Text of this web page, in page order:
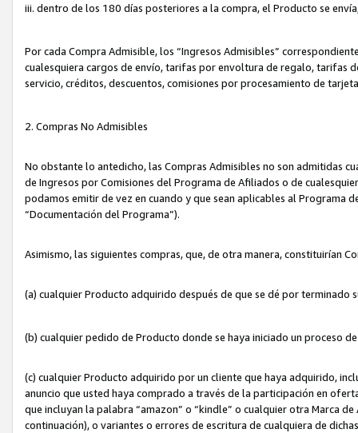
iii. dentro de los 180 días posteriores a la compra, el Producto se
Por cada Compra Admisible, los “Ingresos Admisibles”
cualesquiera cargos de envío, tarifas por envoltura de regalo, tarifas
servicio, créditos, descuentos, comisiones por procesamiento de
2. Compras No Admisibles
No obstante lo antedicho, las Compras Admisibles no son admitidas
de Ingresos por Comisiones del Programa de Afiliados o de
podamos emitir de vez en cuando y que sean aplicables al Programa
“Documentación del Programa”).
Asimismo, las siguientes compras, que, de otra manera, constituirían
(a) cualquier Producto adquirido después de que se dé por terminado
(b) cualquier pedido de Producto donde se haya iniciado un proceso
(c) cualquier Producto adquirido por un cliente que haya adquirido,
anuncio que usted haya comprado a través de la participación en
que incluyan la palabra “amazon” o “kindle” o cualquier otra Marca
continuación), o variantes o errores de escritura de cualquiera de